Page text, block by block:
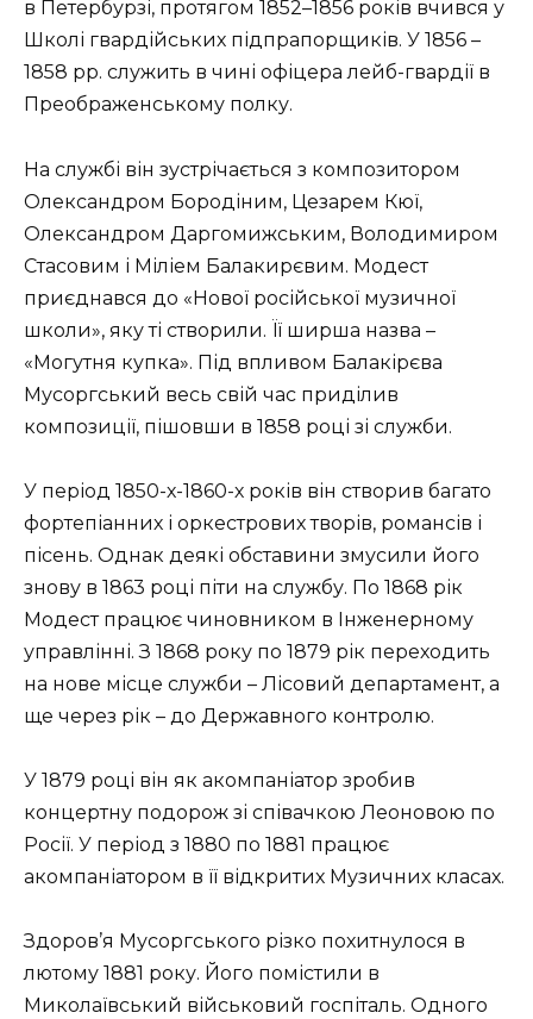
в Петербурзі, протягом 1852–1856 років вчився у
Школі гвардійських підпрапорщиків. У 1856 –
1858 рр. служить в чині офіцера лейб-гвардії в
Преображенському полку.
На службі він зустрічається з композитором
Олександром Бородіним, Цезарем Кюї,
Олександром Даргомижським, Володимиром
Стасовим і Міліем Балакирєвим. Модест
приєднався до «Нової російської музичної
школи», яку ті створили. Її ширша назва –
«Могутня купка». Під впливом Балакірєва
Мусоргський весь свій час приділив
композиції, пішовши в 1858 році зі служби.
У період 1850-х-1860-х років він створив багато
фортепіанних і оркестрових творів, романсів і
пісень. Однак деякі обставини змусили його
знову в 1863 році піти на службу. По 1868 рік
Модест працює чиновником в Інженерному
управлінні. З 1868 року по 1879 рік переходить
на нове місце служби – Лісовий департамент, а
ще через рік – до Державного контролю.
У 1879 році він як акомпаніатор зробив
концертну подорож зі співачкою Леоновою по
Росії. У період з 1880 по 1881 працює
акомпаніатором в її відкритих Музичних класах.
Здоров’я Мусоргського різко похитнулося в
лютому 1881 року. Його помістили в
Миколаївський військовий госпіталь. Одного